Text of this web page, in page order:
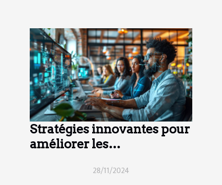
Stratégies innovantes pour
améliorer les
virtuelles en finance
28/11/2024